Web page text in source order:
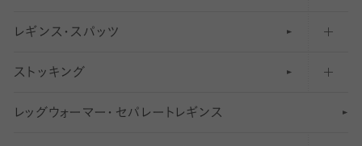
柄ソックス・靴下
スニーカー（くるぶし）用ソックス
アンクル・ショートソックス（くるぶし上）
フットカバー・カバーソックス（浅め）
30デニール以下のタイツ（薄手タイツ）
31〜40デニールタイツ
41〜60デニールタイツ
レギンス・スパッツ
柄レギンス
無地レギンス
ストッキング
伝線しにくいストッキング
レッ グ ウォー マー ・ セパレー ト レ ギンス